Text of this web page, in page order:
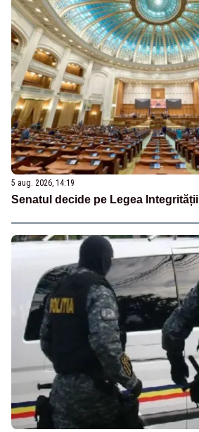
5 aug. 2026, 14:19
Senatul decide pe Legea Integrității